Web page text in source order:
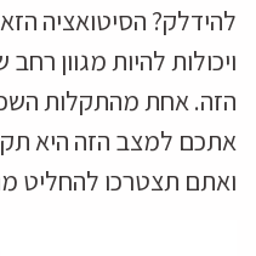
להידלק? הסיטואציה
ויכולות להיות מגוון
הזה. אחת מהתקלות
אתכם למצב הזה היא
ואתם תצטרכו להחליט